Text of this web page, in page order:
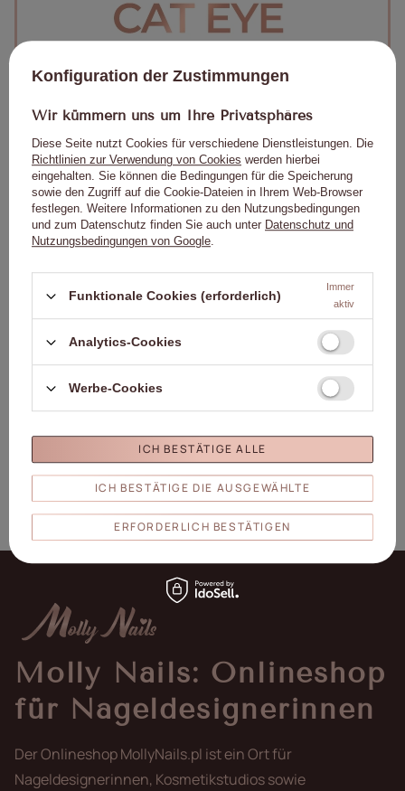
Molly Nails: Onlineshop
für Nageldesignerinnen
Der Onlineshop MollyNails.pl ist ein Ort für
Nageldesignerinnen, Kosmetikstudios sowie
Konfiguration der Zustimmungen
Wir kümmern uns um Ihre Privatsphäres
Diese Seite nutzt Cookies für verschiedene Dienstleistungen. Die
Richtlinien zur Verwendung von Cookies werden hierbei
eingehalten. Sie können die Bedingungen für die Speicherung
sowie den Zugriff auf die Cookie-Dateien in Ihrem Web-Browser
festlegen. Weitere Informationen zu den Nutzungsbedingungen
und zum Datenschutz finden Sie auch unter Datenschutz und
Nutzungsbedingungen von Google.
Funktionale Cookies (erforderlich)
Immer
aktiv
Analytics-Cookies
Werbe-Cookies
ICH BESTÄTIGE DIE AUSGEWÄHLTE
ERFORDERLICH BESTÄTIGEN
ICH BESTÄTIGE ALLE